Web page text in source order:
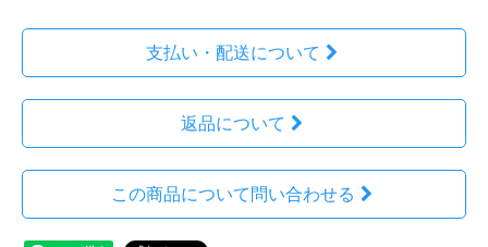
支払い・配送について
返品について
この商品について問い合わせる